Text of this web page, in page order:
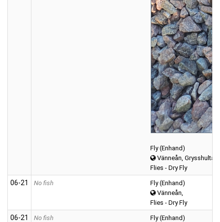
Fly (Enhand)
Vänneån,
Flies - Dry Fly
06‑21 No fish
Fly (Enhand)
Vänneån,
Flies - Dry Fly
06‑21 No fish
Fly (Enhand)